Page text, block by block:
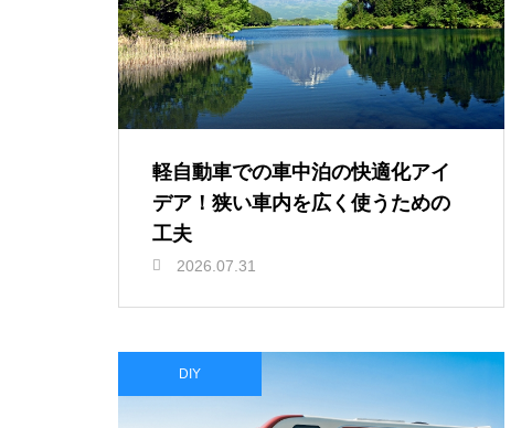
軽自動車での車中泊の快適化アイ
デア！狭い車内を広く使うための
工夫
2026.07.31
DIY